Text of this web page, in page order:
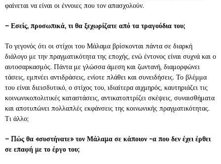
φαίνεται να είναι οι έννοιες που τον απασχολούν.
– Εσείς, προσωπικά, τι θα ξεχωρίζατε από τα τραγούδια του;
Το γεγονός ότι οι στίχοι του Μάλαμα βρίσκονται πάντα σε διαρκή
διάλογο με την πραγματικότητα της εποχής, ενώ έντονος είναι συχνά και ο
αυτοσαρκασμός. Πάντα με γλώσσα άμεση και ζωντανή, διαμορφώνει
τάσεις, εμπνέει αντιδράσεις, ενίοτε πλάθει και συνειδήσεις. Το βλέμμα
του είναι διεισδυτικό, ο στίχος του, ιδιαίτερα αιχμηρός, καυτηριάζει τις
κοινωνικοπολιτικές καταστάσεις, αντικατοπτρίζει σκέψεις, συναισθήματα
και αποτυπώνει πολλαπλές εκφάνσεις της κοινωνικής πραγματικότητας.
Τι άλλο;
– Πώς θα «συστήνατε» τον Μάλαμα σε κάποιον -α που δεν έχει έρθει
σε επαφή με το έργο του;